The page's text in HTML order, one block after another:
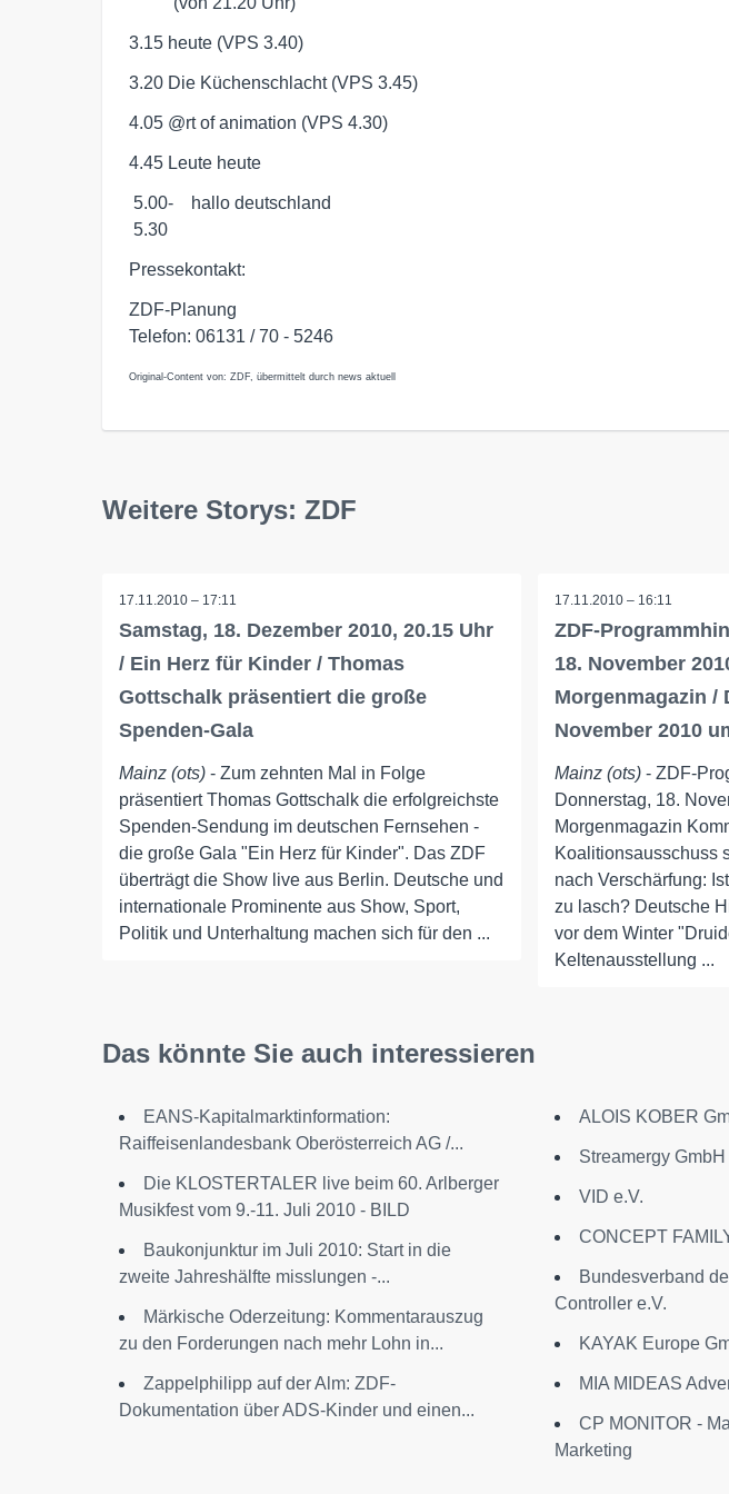
3.15 heute (VPS 3.40)
3.20 Die Küchenschlacht (VPS 3.45)
4.05 @rt of animation (VPS 4.30)
4.45 Leute heute
5.30
Pressekontakt:
ZDF-Planung
Telefon: 06131 / 70 - 5246
Original-Content von: ZDF, übermittelt durch news aktuell
Weitere Storys: ZDF
17.11.2010 – 17:11
Samstag, 18. Dezember 2010, 20.15 Uhr
/ Ein Herz für Kinder / Thomas
Gottschalk präsentiert die große
Spenden-Gala
Mainz (ots) - Zum zehnten Mal in Folge
präsentiert Thomas Gottschalk die erfolgreichste
Spenden-Sendung im deutschen Fernsehen -
die große Gala "Ein Herz für Kinder". Das ZDF
überträgt die Show live aus Berlin. Deutsche und
internationale Prominente aus Show, Sport,
Politik und Unterhaltung machen sich für den ...
17.11.2010 – 16:11
ZDF-
18. November
Morgenmagazin /
November 2010
Mainz (ots)- ZDF-
Donnerstag, 18.
Morgenmagazin
Koalitionsausschuss
nach Verschärfung:
zu lasch? Deutsche
vor dem Winter
Keltenausstellung ...
Das könnte Sie auch interessieren
EANS-Kapitalmarktinformation:
Raiffeisenlandesbank Oberösterreich AG /...
Die KLOSTERTALER live beim 60. Arlberger
Musikfest vom 9.-11. Juli 2010 - BILD
Baukonjunktur im Juli 2010: Start in die
zweite Jahreshälfte misslungen -...
Märkische Oderzeitung: Kommentarauszug
zu den Forderungen nach mehr Lohn in...
Zappelphilipp auf der Alm: ZDF-
Dokumentation über ADS-Kinder und einen...
ALOIS KOBER
Streamergy GmbH
VID e.V.
CONCEPT
Bundesverband
Controller e.V.
KAYAK Europe
MIA MIDEAS
CP MONITOR -
Marketing